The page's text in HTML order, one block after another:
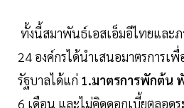
ทั้งนี้สมาพันธ์เอสเอ็มอีไทยและ
24 องค์กรได้นำเสนอมาตรการเ
รัฐบาลได้แก่ 1.มาตรการพักต้น
6 เดือน และไม่คิดดอกเบี้ยตลอด